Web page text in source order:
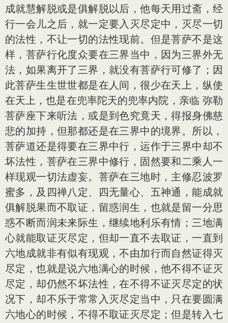
成就慧解脱或是俱解脱以后，他每天用过斋，经
行一会儿之后，就一定要入灭尽定中，灭尽一切
的法性，不让一切的法性现前。但是菩萨不是这
样，菩萨行化度众要在三界当中，因为三界外无
法，如果离开了三界，就没有菩萨行可修了；因
此菩萨生生世世都是在人间，很少在天上，纵使
在天上，也是在兜率陀天的兜率内院，亲临 弥勒
菩萨座下来听法，或是到色究竟天，得报身佛慈
悲的加持，但那都还是在三界中的境界。所以，
菩萨道还是得要在三界中行，运作于三界中却不
坏法性，菩萨在三界中修行，固然要和二乘人一
样现观一切法虚妄。菩萨在三地时，主修忍波罗
蜜多，及四禅八定、四无量心、五神通，能成就
俱解脱果而不取证，留惑润生，也就是留一分思
惑不断而润未来际生，继续地利乐有情；三地满
心就能取证灭尽定，但却一直不去取证，一直到
六地成就非有似有现观，不由加行而自然证得灭
尽定，也就是说六地满心的时候，他不得不证灭
尽定，却仍然不坏法性，在不得不证灭尽定的状
况下，却不乐于常常入灭尽定当中，只在要圆满
六地心的时候，不得不取证灭尽定；但是转入七